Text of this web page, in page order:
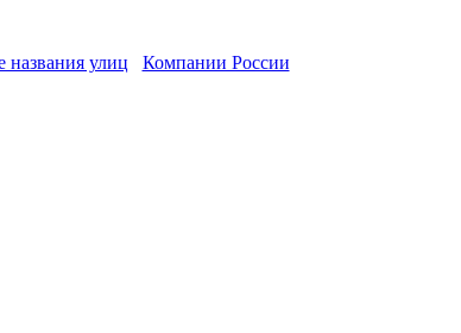
названия улиц Компании России